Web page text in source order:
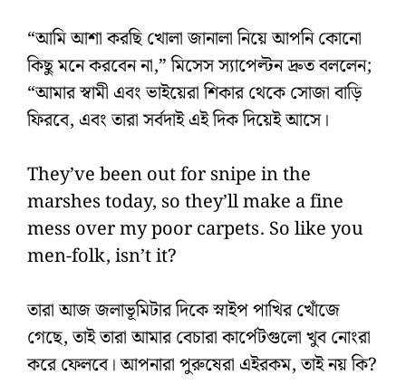
“আমি আশা করছি খোলা জানালা নিয়ে আপনি কোনো
কিছু মনে করবেন না,” মিসেস স্যাপেল্টন দ্রুত বললেন;
“আমার স্বামী এবং ভাইয়েরা শিকার থেকে সোজা বাড়ি
ফিরবে, এবং তারা সর্বদাই এই দিক দিয়েই আসে।
They’ve been out for snipe in the
marshes today, so they’ll make a fine
mess over my poor carpets. So like you
men-folk, isn’t it?
তারা আজ জলাভূমিটার দিকে স্নাইপ পাখির খোঁজে
গেছে, তাই তারা আমার বেচারা কার্পেটগুলো খুব নোংরা
করে ফেলবে। আপনারা পুরুষেরা এইরকম, তাই নয় কি?